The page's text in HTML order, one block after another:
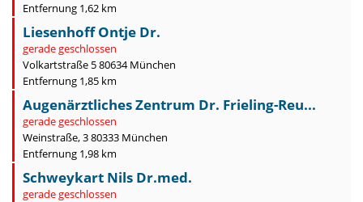
Entfernung 1,62 km
Liesenhoff Ontje Dr.
gerade geschlossen
Volkartstraße 5 80634 München
Entfernung 1,85 km
Augenärztliches Zentrum Dr. Frieling-Reu...
gerade geschlossen
Weinstraße, 3 80333 München
Entfernung 1,98 km
Schweykart Nils Dr.med.
gerade geschlossen